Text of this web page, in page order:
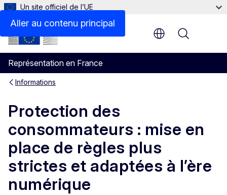
Aller au contenu principal
Un site officiel de l’UE
Représentation en France
Menu
Informations
Protection des
consommateurs : mise en
place de règles plus
strictes et adaptées à l’ère
numérique